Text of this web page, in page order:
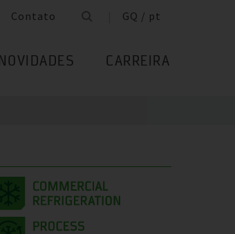
Contato GQ / pt
NOVIDADES CARREIRA